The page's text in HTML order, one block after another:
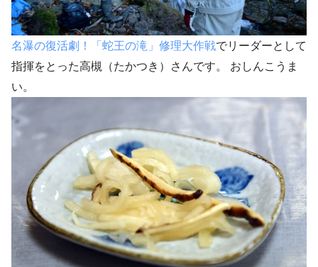
名瀑の復活劇！「蛇王の滝」修理大作戦でリーダーとして
指揮をとった高槻（たかつき）さんです。 おしんこうま
い。